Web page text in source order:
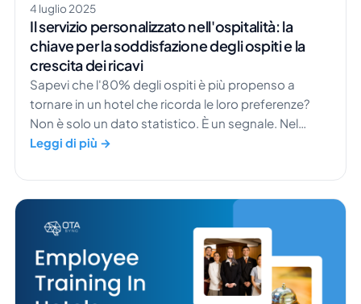
4 luglio 2025
Il servizio personalizzato nell'ospitalità: la
chiave per la soddisfazione degli ospiti e la
crescita dei ricavi
Sapevi che l'80% degli ospiti è più propenso a
tornare in un hotel che ricorda le loro preferenze?
Non è solo un dato statistico. È un segnale. Nel
settore dell'ospitalità, la differenza tra un visitatore
una cosa sola: il servizio personalizzato
nell'ospitalità. I viaggiatori moderni desiderano
molto più di […]
Leggi di più →